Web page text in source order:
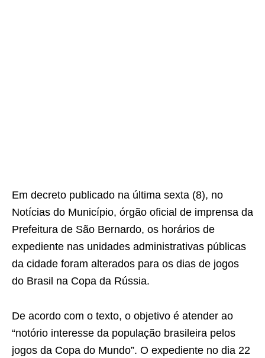
Em decreto publicado na última sexta (8), no
Notícias do Município, órgão oficial de imprensa da
Prefeitura de São Bernardo, os horários de
expediente nas unidades administrativas públicas
da cidade foram alterados para os dias de jogos
do Brasil na Copa da Rússia.
De acordo com o texto, o objetivo é atender ao
“notório interesse da população brasileira pelos
jogos da Copa do Mundo”. O expediente no dia 22